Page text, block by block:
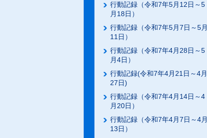
行動記録（令和7年5月12日～5
月18日）
行動記録（令和7年5月7日～5月
11日）
行動記録（令和7年4月28日～5
月4日）
行動記録(令和7年4月21日～4月
27日)
行動記録（令和7年4月14日～4
月20日）
行動記録（令和7年4月7日～4月
13日）